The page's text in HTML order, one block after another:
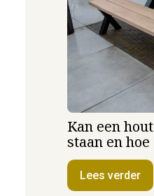
Kan een
staan en
Lees verder